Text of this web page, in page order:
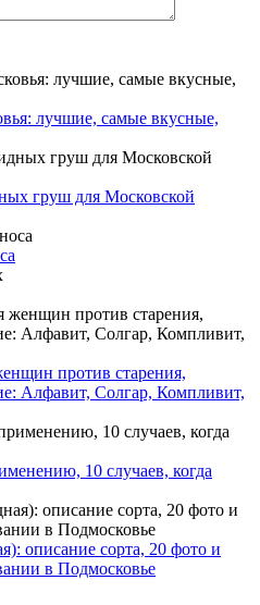
лучшие, самые вкусные,
груш для Московской
против старения,
Алфавит, Солгар, Компливит,
10 случаев, когда
описание сорта, 20 фото и
в Подмосковье